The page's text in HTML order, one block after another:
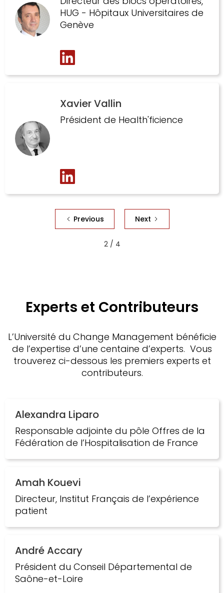
HUG - Hôpitaux Universitaires de
Genève
Xavier Vallin
Président de Health'ficience
Previous Next
2 / 4
Experts et Contributeurs
L’Université du Change Management bénéficie
de l’expertise d’une centaine d’experts. Vous
trouverez ci-dessous les premiers experts et
contributeurs.
Alexandra Liparo
Responsable adjointe du pôle Offres de la
Fédération de l’Hospitalisation de France
Amah Kouevi
Directeur, Institut Français de l’expérience
patient
André Accary
Président du Conseil Départemental de
Saône-et-Loire